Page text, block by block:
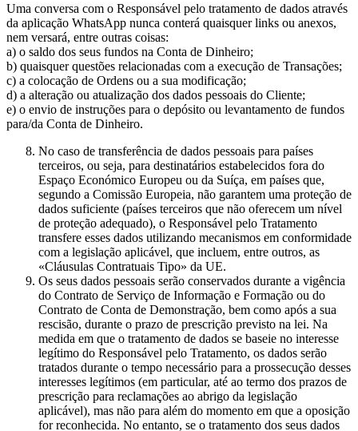
Uma conversa com o Responsável pelo tratamento de dados através
da aplicação WhatsApp nunca conterá quaisquer links ou anexos,
nem versará, entre outras coisas:
a) o saldo dos seus fundos na Conta de Dinheiro;
b) quaisquer questões relacionadas com a execução de Transações;
c) a colocação de Ordens ou a sua modificação;
d) a alteração ou atualização dos dados pessoais do Cliente;
e) o envio de instruções para o depósito ou levantamento de fundos
para/da Conta de Dinheiro.
No caso de transferência de dados pessoais para países
terceiros, ou seja, para destinatários estabelecidos fora do
Espaço Económico Europeu ou da Suíça, em países que,
segundo a Comissão Europeia, não garantem uma proteção de
dados suficiente (países terceiros que não oferecem um nível
de proteção adequado), o Responsável pelo Tratamento
transfere esses dados utilizando mecanismos em conformidade
com a legislação aplicável, que incluem, entre outros, as
«Cláusulas Contratuais Tipo» da UE.
Os seus dados pessoais serão conservados durante a vigência
do Contrato de Serviço de Informação e Formação ou do
Contrato de Conta de Demonstração, bem como após a sua
rescisão, durante o prazo de prescrição previsto na lei. Na
medida em que o tratamento de dados se baseie no interesse
legítimo do Responsável pelo Tratamento, os dados serão
tratados durante o tempo necessário para a prossecução desses
interesses legítimos (em particular, até ao termo dos prazos de
prescrição para reclamações ao abrigo da legislação
aplicável), mas não para além do momento em que a oposição
for reconhecida. No entanto, se o tratamento dos seus dados